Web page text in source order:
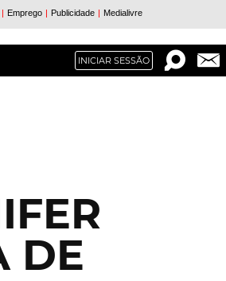
INICIAR SESSÃO
DE